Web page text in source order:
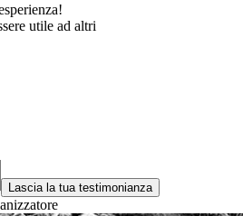
utile ad altri
Lascia la tua testimonianza